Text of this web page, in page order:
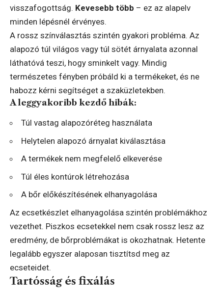
visszafogottság. Kevesebb több – ez az alapelv
minden lépésnél érvényes.
A rossz színválasztás szintén gyakori probléma. Az
alapozó túl világos vagy túl sötét árnyalata azonnal
láthatóvá teszi, hogy sminkelt vagy. Mindig
természetes fényben próbáld ki a termékeket, és ne
habozz kérni segítséget a szaküzletekben.
A leggyakoribb kezdő hibák:
Túl vastag alapozóréteg használata
Helytelen alapozó árnyalat kiválasztása
A termékek nem megfelelő elkeverése
Túl éles kontúrok létrehozása
A bőr előkészítésének elhanyagolása
Az ecsetkészlet elhanyagolása szintén problémákhoz
vezethet. Piszkos ecsetekkel nem csak rossz lesz az
eredmény, de bőrproblémákat is okozhatnak. Hetente
legalább egyszer alaposan tisztítsd meg az
ecseteidet.
Tartósság és fixálás